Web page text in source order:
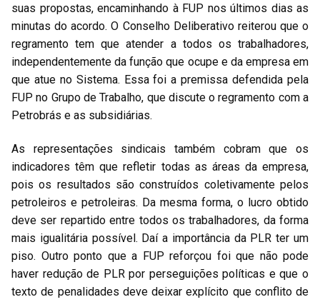
suas propostas, encaminhando à FUP nos últimos dias as
minutas do acordo. O Conselho Deliberativo reiterou que o
regramento tem que atender a todos os trabalhadores,
independentemente da função que ocupe e da empresa em
que atue no Sistema. Essa foi a premissa defendida pela
FUP no Grupo de Trabalho, que discute o regramento com a
Petrobrás e as subsidiárias.
As representações sindicais também cobram que os
indicadores têm que refletir todas as áreas da empresa,
pois os resultados são construídos coletivamente pelos
petroleiros e petroleiras. Da mesma forma, o lucro obtido
deve ser repartido entre todos os trabalhadores, da forma
mais igualitária possível. Daí a importância da PLR ter um
piso. Outro ponto que a FUP reforçou foi que não pode
haver redução de PLR por perseguições políticas e que o
texto de penalidades deve deixar explícito que conflito de